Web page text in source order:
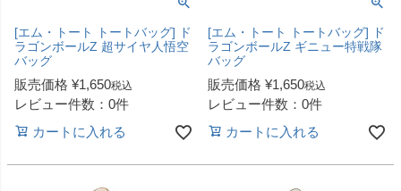
[エム・トート トートバッグ] ド
ラゴンボールZ 超サイヤ人悟空
バッグ
販売価格 ¥1,650税込
レビュー件数：0件
カートに入れる
[エム・トート トートバッグ] ド
ラゴンボールZ ギニュー特戦隊
バッグ
販売価格 ¥1,650税込
レビュー件数：0件
カートに入れる